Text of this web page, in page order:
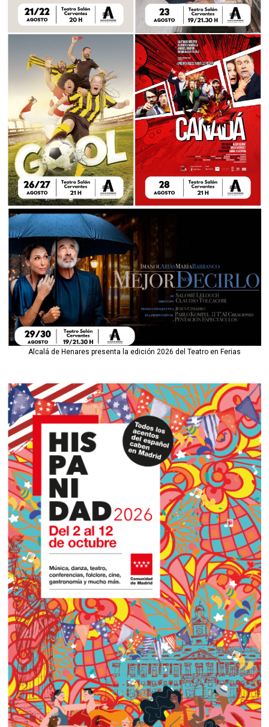
Alcalá de Henares presenta la edición 2026 del Teatro en Ferias